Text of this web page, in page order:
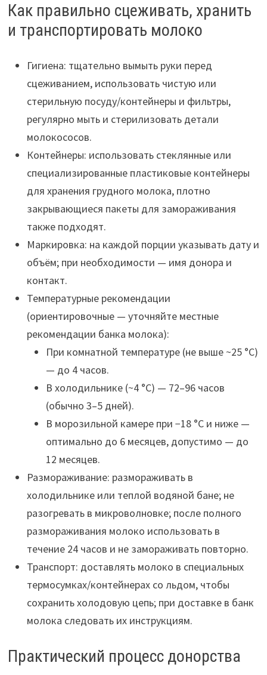
Как правильно сцеживать, хранить
и транспортировать молоко
Гигиена: тщательно вымыть руки перед
сцеживанием, использовать чистую или
стерильную посуду/контейнеры и фильтры,
регулярно мыть и стерилизовать детали
молокососов.
Контейнеры: использовать стеклянные или
специализированные пластиковые контейнеры
для хранения грудного молока, плотно
закрывающиеся пакеты для замораживания
также подходят.
Маркировка: на каждой порции указывать дату и
объём; при необходимости — имя донора и
контакт.
Температурные рекомендации
(ориентировочные — уточняйте местные
рекомендации банка молока):
При комнатной температуре (не выше ~25 °C)
— до 4 часов.
В холодильнике (~4 °C) — 72–96 часов
(обычно 3–5 дней).
В морозильной камере при −18 °C и ниже —
оптимально до 6 месяцев, допустимо — до
12 месяцев.
Размораживание: размораживать в
холодильнике или теплой водяной бане; не
разогревать в микроволновке; после полного
размораживания молоко использовать в
течение 24 часов и не замораживать повторно.
Транспорт: доставлять молоко в специальных
термосумках/контейнерах со льдом, чтобы
сохранить холодовую цепь; при доставке в банк
молока следовать их инструкциям.
Практический процесс донорства